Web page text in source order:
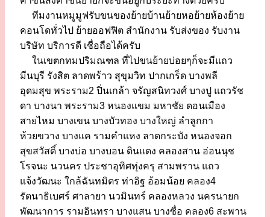
ทีมงานหมูมูฟรับขนของย้ายบ้านย้ายหอย้ายห้องย้าย
คอนโดทั่วไป ย้ายออฟฟิต สำนักงาน รับส่งของ รับงาน
บริษัท บริการดี เชื่อถือได้ครับ
ในเขตกทมปริมณฑล ที่ไปขนย้ายบ่อยๆก็จะมีแถว
มีนบุรี รังสิต ลาดพร้าว สุขุมวิท ปากเกร็ด บางพลี
อุดมสุข พระราม2 ปิ่นเกล้า จรัญสนิทวงศ์ บางปู แถวรัช
ดา บางนา พระราม3 หนองแขม มหาชัย ดอนเมือง
สายไหม บางเขน บางบัวทอง บางใหญ่ ลำลูกกา
ห้วยขวาง บางแค รามคำแหง ลาดกระบัง หนองจอก
สุขสวัสดิ์ บางบ่อ บางบอน ดินแดง คลองสาน อ่อนนุช
โรจนะ นวนคร ประชาอุทิศทุ่งครุ สามพราน แถว
แจ้งวัฒนะ ใกล้ฉันทมิตร ท่าอิฐ อ้อมน้อย คลอง4
รัตนาธิเบศร์ ศาลายา นวมินทร์ คลองหลวง นครนายก
พัฒนาการ รามอินทรา บางแสน บางซื่อ คลอง6 สะพาน